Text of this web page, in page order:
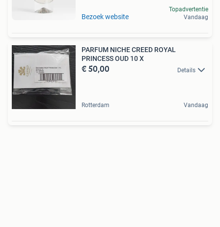
Bezoek website
Topadvertentie
Vandaag
PARFUM NICHE CREED ROYAL
PRINCESS OUD 10 X
€ 50,00 Details
Rotterdam Vandaag